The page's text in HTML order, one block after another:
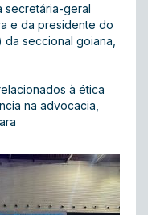
secretária-geral
e da presidente do
da seccional goiana,
à ética
na advocacia,